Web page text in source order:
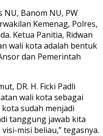
Banom NU, PW
Kemenag, Polres,
Ketua Panitia, Ridwan
wali kota adalah bentuk
dan Pemerintah
DR. H. Ficki Padli
wali kota sebagai
sudah menjadi
tanggung jawab kita
misi beliau,” tegasnya.